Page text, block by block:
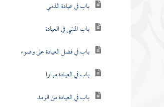
باب في عيادة الذمي
باب المشي في العيادة
باب في فضل العيادة على وضوء
باب في العيادة مرارا
باب في العيادة من الرمد